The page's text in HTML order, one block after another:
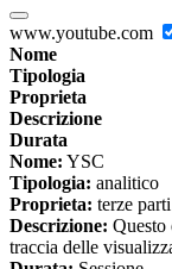
www.youtube.com
Nome
Tipologia
Proprieta
Descrizione
Durata
Nome: YSC
Tipologia: analitico
Proprieta: terze parti
Descrizione: Questo
traccia delle